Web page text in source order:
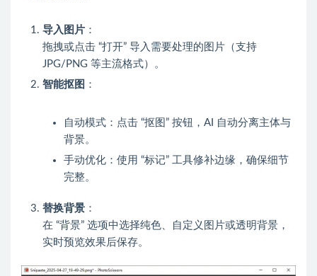
导入图片 ：
拖拽或点击 “打开” 导入需要处理的图片（支持
JPG/PNG 等主流格式）。
智能抠图 ：
自动模式：点击 “抠图” 按钮，AI 自动分离主体与
背景。
手动优化：使用 “标记” 工具修补边缘，确保细节
完整。
替换背景 ：
在 “背景” 选项中选择纯色、自定义图片或透明背景，
实时预览效果后保存。